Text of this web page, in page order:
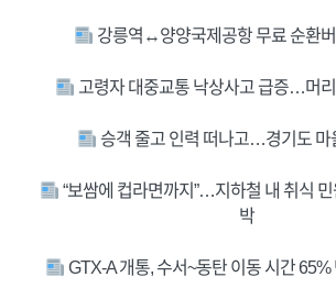
강릉역 ↔양양국제공항 무료 순환
고령자 대중교통 낙상사고 급증…머리
승객 줄고 인력 떠나고…경기도 마
“보쌈에 컵라면까지”…지하철 내 취식
박
GTX-A 개통, 수서~동탄 이동 시간